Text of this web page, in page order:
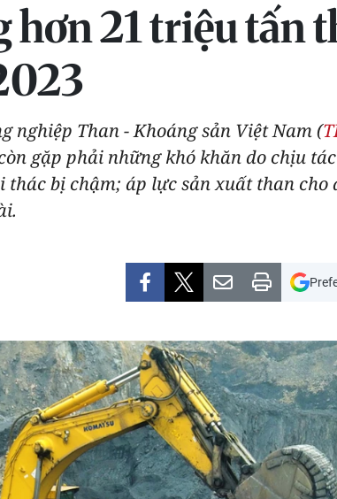
hơn 21 triệu tấn
nghiệp Than - Khoáng sản Việt Nam (
gặp phải những khó khăn do chịu
bị chậm; áp lực sản xuất than